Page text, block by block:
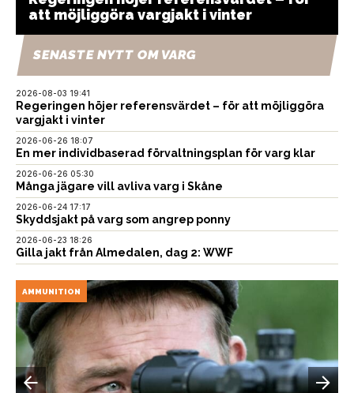
att möjliggöra vargjakt i vinter
SENASTE NYTT OM VARG
2026-08-03 19:41
Regeringen höjer referensvärdet – för att möjliggöra
vargjakt i vinter
2026-06-26 18:07
En mer individbaserad förvaltningsplan för varg klar
2026-06-26 05:30
Många jägare vill avliva varg i Skåne
2026-06-24 17:17
Skyddsjakt på varg som angrep ponny
2026-06-23 18:26
Gilla jakt från Almedalen, dag 2: WWF
AMMUNITION